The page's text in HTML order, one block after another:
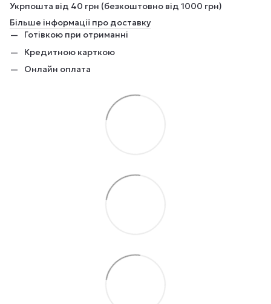
Укрпошта від 40 грн (безкоштовно від 1000 грн)
Більше інформації про доставку
Готівкою при отриманні
Кредитною карткою
Онлайн оплата